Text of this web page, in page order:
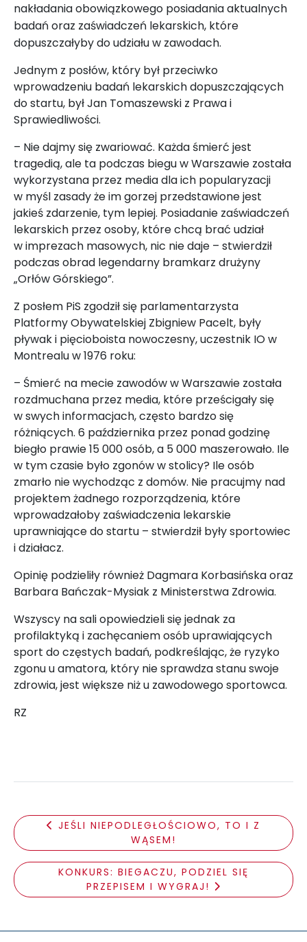
nakładania obowiązkowego posiadania aktualnych
badań oraz zaświadczeń lekarskich, które
dopuszczałyby do udziału w zawodach.
Jednym z posłów, który był przeciwko
wprowadzeniu badań lekarskich dopuszczających
do startu, był Jan Tomaszewski z Prawa i
Sprawiedliwości.
– Nie dajmy się zwariować. Każda śmierć jest
tragedią, ale ta podczas biegu w Warszawie została
wykorzystana przez media dla ich popularyzacji
w myśl zasady że im gorzej przedstawione jest
jakieś zdarzenie, tym lepiej. Posiadanie zaświadczeń
lekarskich przez osoby, które chcą brać udział
w imprezach masowych, nic nie daje – stwierdził
podczas obrad legendarny bramkarz drużyny
„Orłów Górskiego”.
Z posłem PiS zgodził się parlamentarzysta
Platformy Obywatelskiej Zbigniew Pacelt, były
pływak i pięcioboista nowoczesny, uczestnik IO w
Montrealu w 1976 roku:
– Śmierć na mecie zawodów w Warszawie została
rozdmuchana przez media, które prześcigały się
w swych informacjach, często bardzo się
różniących. 6 października przez ponad godzinę
biegło prawie 15 000 osób, a 5 000 maszerowało. Ile
w tym czasie było zgonów w stolicy? Ile osób
zmarło nie wychodząc z domów. Nie pracujmy nad
projektem żadnego rozporządzenia, które
wprowadzałoby zaświadczenia lekarskie
uprawniające do startu – stwierdził były sportowiec
i działacz.
Opinię podzieliły również Dagmara Korbasińska oraz
Barbara Bańczak-Mysiak z Ministerstwa Zdrowia.
Wszyscy na sali opowiedzieli się jednak za
profilaktyką i zachęcaniem osób uprawiających
sport do częstych badań, podkreślając, że ryzyko
zgonu u amatora, który nie sprawdza stanu swoje
zdrowia, jest większe niż u zawodowego sportowca.
RZ
JEŚLI NIEPODLEGŁOŚCIOWO, TO I Z
WĄSEM!
KONKURS: BIEGACZU, PODZIEL SIĘ
PRZEPISEM I WYGRAJ!